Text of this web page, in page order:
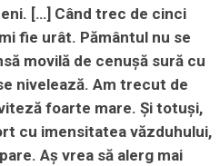
[…] Când trec de cinci
fie urât. Pământul nu se
movilă de cenuşă sură cu
nivelează. Am trecut de
foarte mare. Şi totuşi,
cu imensitatea văzduhului,
Aş vrea să alerg mai